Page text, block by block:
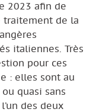
2023 afin de
traitement de la
italiennes. Très
pour ces
: elles sont au
quasi sans
des deux